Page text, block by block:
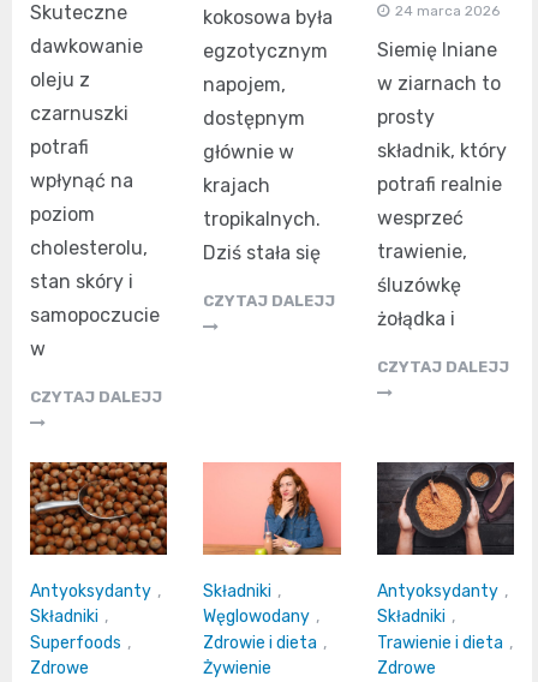
Skuteczne
dawkowanie
oleju z
czarnuszki
potrafi
wpłynąć na
poziom
cholesterolu,
stan skóry i
samopoczucie
w
CZYTAJ DALEJJ
kokosowa była
egzotycznym
napojem,
dostępnym
głównie w
krajach
tropikalnych.
Dziś stała się
CZYTAJ DALEJJ
24 marca 2026
Siemię lniane
w ziarnach to
prosty
składnik, który
potrafi realnie
wesprzeć
trawienie,
śluzówkę
żołądka i
CZYTAJ DALEJJ
Antyoksydanty ,
Składniki ,
Superfoods ,
Zdrowe
Składniki ,
Węglowodany ,
Zdrowie i dieta ,
Żywienie
Antyoksydanty ,
Składniki ,
Trawienie i dieta ,
Zdrowe